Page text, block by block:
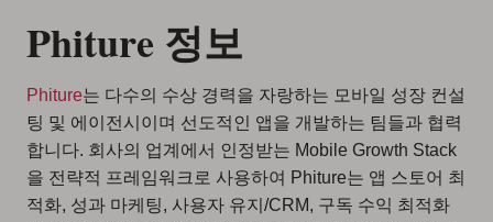
Phiture 정보
Phiture는 다수의 수상 경력을 자랑하는 모바일 성장 컨설
팅 및 에이전시이며 선도적인 앱을 개발하는 팀들과 협력
합니다. 회사의 업계에서 인정받는 Mobile Growth Stack
을 전략적 프레임워크로 사용하여 Phiture는 앱 스토어 최
적화, 성과 마케팅, 사용자 유지/CRM, 구독 수익 최적화